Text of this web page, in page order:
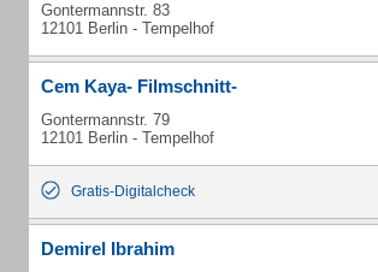
Gontermannstr. 83
12101 Berlin - Tempelhof
Cem Kaya- Filmschnitt-
Gontermannstr. 79
12101 Berlin - Tempelhof
Gratis-Digitalcheck
Demirel Ibrahim